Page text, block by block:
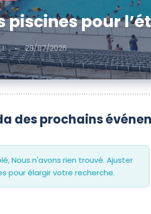
piscines pour
28/07/2026
des prochains
Nous n'avons rien trouvé. Ajuster
pour élargir votre recherche.